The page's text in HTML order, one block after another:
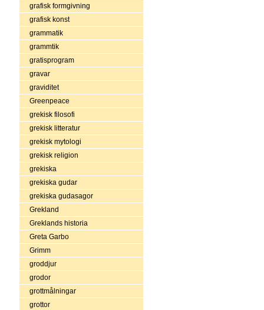
grafisk formgivning
grafisk konst
grammatik
grammtik
gratisprogram
gravar
graviditet
Greenpeace
grekisk filosofi
grekisk litteratur
grekisk mytologi
grekisk religion
grekiska
grekiska gudar
grekiska gudasagor
Grekland
Greklands historia
Greta Garbo
Grimm
groddjur
grodor
grottmålningar
grottor